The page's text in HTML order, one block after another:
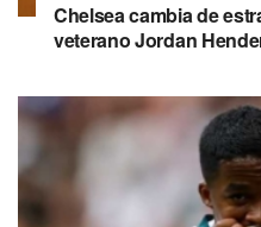
Chelsea cambia de
veterano Jordan